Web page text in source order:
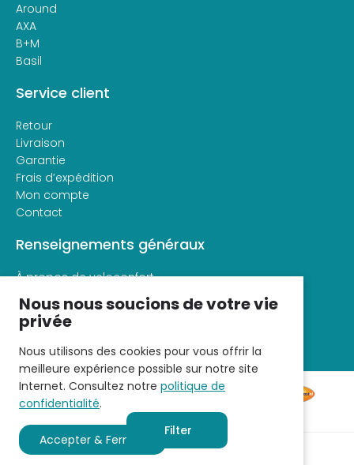
Filter
Around
AXA
B+M
Basil
Service client
Retour
Livraison
Garantie
Frais d’expédition
Mon compte
Contact
Renseignements généraux
À propos de veloconfort
Conditions générales d’utilisation
Déclaration de confidentialité
© 2026 - Fietscomfort
Nous nous soucions de votre vie
privée
Nous utilisons des cookies pour vous offrir la
meilleure expérience possible sur notre site
Internet. Consultez notre politique de
confidentialité.
Accepter & Fermer Refuser